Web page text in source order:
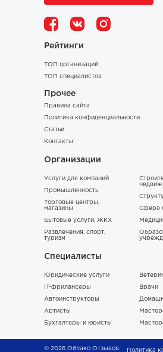
Рейтинги
ТОП организаций
ТОП специалистов
Прочее
Правила сайта
Политика конфиденциальности
Статьи
Контакты
Организации
Услуги для компаний
Промышленность
Торговые центры,
магазины
Бытовые услуги, ЖКХ
Развлечения, спорт,
туризм
Сфера
Специалисты
Юридические услуги
IT-фрилансеры
Автоинструкторы
Артисты
Бухгалтеры и юристы
Врачи
© 2026 Облако Отзывов. Политика